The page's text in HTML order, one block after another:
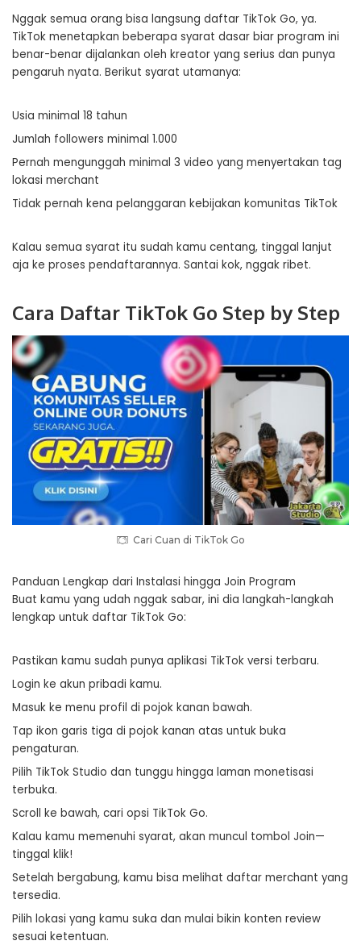
Nggak semua orang bisa langsung daftar TikTok Go, ya.
TikTok menetapkan beberapa syarat dasar biar program ini
benar-benar dijalankan oleh kreator yang serius dan punya
pengaruh nyata. Berikut syarat utamanya:
Usia minimal 18 tahun
Jumlah followers minimal 1.000
Pernah mengunggah minimal 3 video yang menyertakan tag
lokasi merchant
Tidak pernah kena pelanggaran kebijakan komunitas TikTok
Kalau semua syarat itu sudah kamu centang, tinggal lanjut
aja ke proses pendaftarannya. Santai kok, nggak ribet.
Cara Daftar TikTok Go Step by Step
Cari Cuan di TikTok Go
Panduan Lengkap dari Instalasi hingga Join Program
Buat kamu yang udah nggak sabar, ini dia langkah-langkah
lengkap untuk daftar TikTok Go:
Pastikan kamu sudah punya aplikasi TikTok versi terbaru.
Login ke akun pribadi kamu.
Masuk ke menu profil di pojok kanan bawah.
Tap ikon garis tiga di pojok kanan atas untuk buka
pengaturan.
Pilih TikTok Studio dan tunggu hingga laman monetisasi
terbuka.
Scroll ke bawah, cari opsi TikTok Go.
Kalau kamu memenuhi syarat, akan muncul tombol Join—
tinggal klik!
Setelah bergabung, kamu bisa melihat daftar merchant yang
tersedia.
Pilih lokasi yang kamu suka dan mulai bikin konten review
sesuai ketentuan.